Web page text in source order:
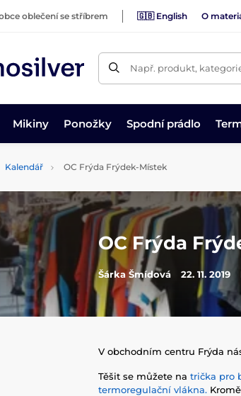
oblečení se stříbrem 🇬🇧 English O
Např. produkt,
Mikiny Ponožky Spodní prádlo
Kalendář OC Frýda Frýdek-Místek
OC Frýda
Šárka Šmídová 22. 11. 2019
V obchodním centru Frýda
Těšit se můžete na trička pro
termoregulační vlákna.